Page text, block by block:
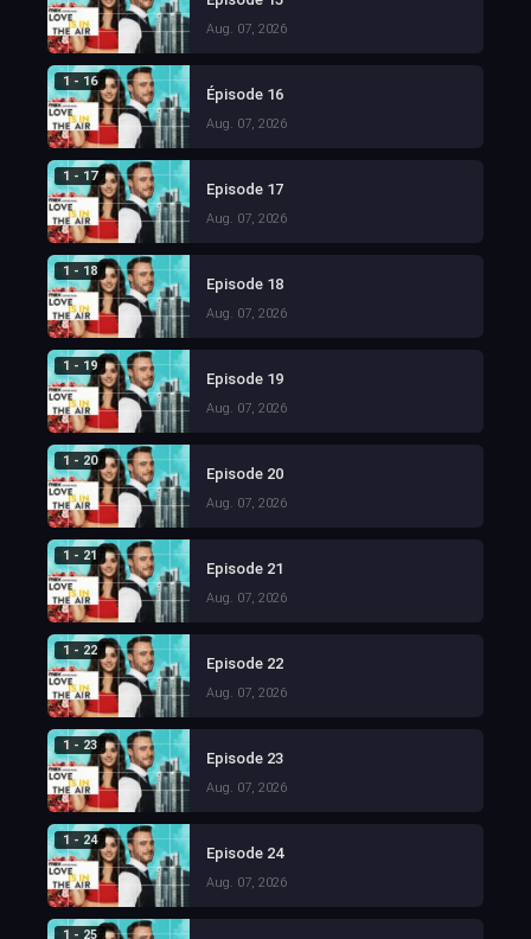
Aug. 07, 2026
1 - 16
Épisode 16
Aug. 07, 2026
1 - 17
Episode 17
Aug. 07, 2026
1 - 18
Episode 18
Aug. 07, 2026
1 - 19
Episode 19
Aug. 07, 2026
1 - 20
Episode 20
Aug. 07, 2026
1 - 21
Episode 21
Aug. 07, 2026
1 - 22
Episode 22
Aug. 07, 2026
1 - 23
Episode 23
Aug. 07, 2026
1 - 24
Episode 24
Aug. 07, 2026
1 - 25